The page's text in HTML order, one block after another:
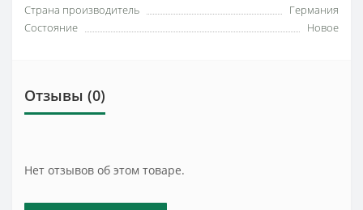
Страна производитель
Германия
Состояние
Новое
Отзывы (0)
Нет отзывов об этом товаре.